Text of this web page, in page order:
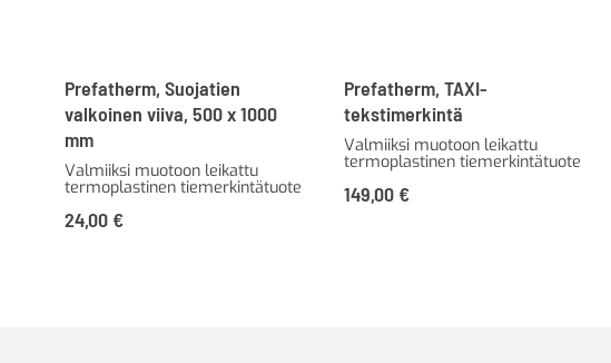
Prefatherm, Suojatien
valkoinen viiva, 500 x 1000
mm
Valmiiksi muotoon leikattu
termoplastinen tiemerkintätuote
24,00 €
Prefatherm, TAXI-
tekstimerkintä
Valmiiksi muotoon leikattu
termoplastinen tiemerkintätuote
149,00 €